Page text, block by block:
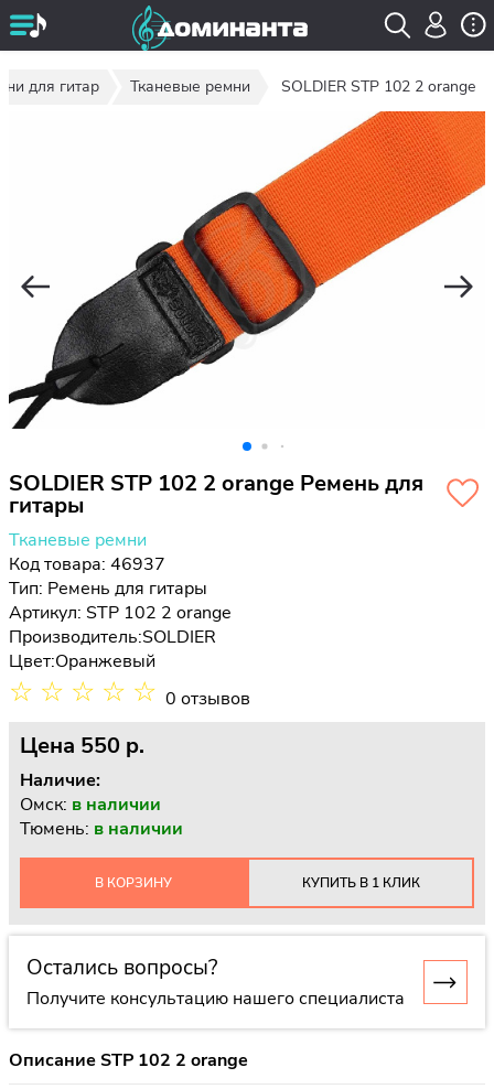
для гитар Тканевые ремни SOLDIER STP 102 2 orange
SOLDIER STP 102 2 orange Ремень для
гитары
Тканевые ремни
Код товара: 46937
Тип: Ремень для гитары
Артикул: STP 102 2 orange
Производитель:SOLDIER
Цвет:Оранжевый
☆ ☆ ☆ ☆ ☆ 0 отзывов
Цена 550 p.
Наличие:
Омск: в наличии
Тюмень: в наличии
В КОРЗИНУ КУПИТЬ В 1 КЛИК
Остались вопросы?
Получите консультацию нашего специалиста
Описание STP 102 2 orange